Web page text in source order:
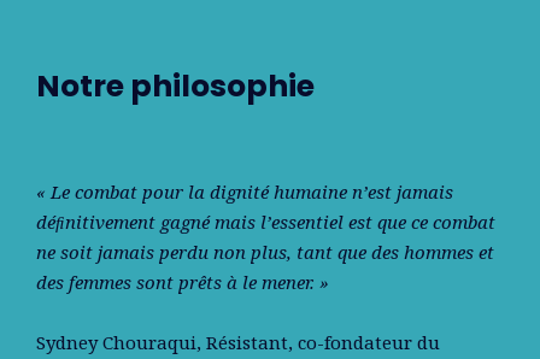
Notre philosophie
« Le combat pour la dignité humaine n’est jamais
déﬁnitivement gagné mais l’essentiel est que ce combat
ne soit jamais perdu non plus, tant que des hommes et
des femmes sont prêts à le mener. »
Sydney Chouraqui, Résistant, co-fondateur du